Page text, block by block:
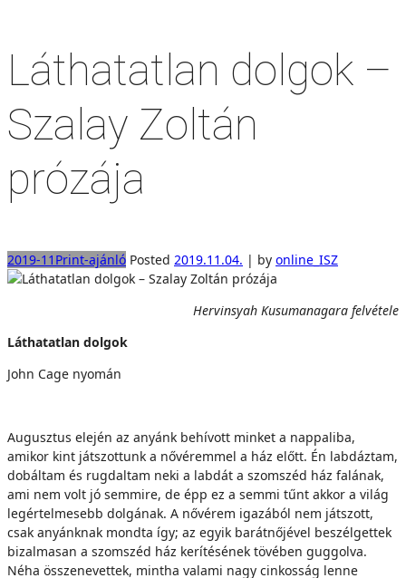
Láthatatlan dolgok –
Szalay Zoltán
prózája
2019-11 Print-ajánló Posted 2019.11.04. | by online_ISZ
Hervinsyah Kusumanagara felvétele
Láthatatlan dolgok
John Cage nyomán
Augusztus elején az anyánk behívott minket a nappaliba, amikor kint játszottunk a nővéremmel a ház előtt. Én labdáztam, dobáltam és rugdaltam neki a labdát a szomszéd ház falának, ami nem volt jó semmire, de épp ez a semmi tűnt akkor a világ legértelmesebb dolgának. A nővérem igazából nem játszott, csak anyánknak mondta így; az egyik barátnőjével beszélgettek bizalmasan a szomszéd ház kerítésének tövében guggolva. Néha összenevettek, mintha valami nagy cinkosság lenne kettejük között. Valamiért úgy gondoltam, kellemetlen dolgokról beszélgetnek, aminek persze köze van a fiúkhoz, a nyálhoz és az állati szagokhoz. Csak elvétve hallottam az irányukból egy-egy hangosabban kiejtett szót, egyszer a nővérem például azt mondta, ragacsos. Az anyánk sokat sírt azon a nyáron, az apánk pedig megtanult nevetni. Persze ez így túlzás, korábban is tudhatott nevetni, de arra már nem emlékszem. Egészen addig a nyárig úgy ismertem őt, mint akit állandóan beterítenek a gondok komor gomolyfelhői. Azon a nyáron viszont, amikor késő este hazaért munkából, mindig hangos hahotázást hallottunk a nappali felől. Reggel, amikor mi a nővéremmel még a szobánkban voltunk, és a reggeli rajzfilmeket bámultuk, a konyhából hallottuk ugyanezt a hangos nevetést. Az anyánk nem járt munkába azon a nyáron, azt mondta, majd ősszel, mert most pihenésre van szüksége. Kisírt szemekkel járkált egész nap a lakásban, port törölt, porszívózott, de semmit nem csinált öt percnél tovább. Főleg idegesen járkált, le-leült a konyhaasztalhoz, benézett a hűtőszekrénybe, lepakolt a spájz polcairól, majd visszapakolt rájuk. A nyár elején lefogyott néhány kilót, de többször megjegyezte, hogy nem ehet annyit, mert elhízik. Az ebédet félig nyersen rakta elénk, a nővérem csak turkált benne, de én mindent megettem, mert állandóan gyötört az éhség. Amikor az anyánk behívott azon az augusztus eleji délutánon, láttuk rajta, hogy megint sírt. Vörös szemmel mosolygott ránk, szinte fájdalmas volt a szája erős rózsaszínjét nézni. Másodpercekig nem szólalt meg, csak nézett minket a nővéremmel, ahogy ott ültünk a kanapén. A nővérem inkább a körmeit vizsgálta, amelyekről lepattogzóban volt a vörös körömlakk. Az anyánk azzal kezdte, hogy emlékszem-e, amikor kiskoromban azt mondogattam, ami igazán veszélyes, az láthatatlan. Nem emlékszem, válaszoltam, pedig rémlett, hogy ezzel szoktam védekezni, amikor felkapcsolt villanynál megmutatták, hogy nincsenek szörnyetegek a szoba sarkaiban. Egész jó érvnek tűnt, és az anyámra is hathatott, ha még emlékezett rá. Most azt mondta, igazam volt, tényleg a láthatatlan dolgok a legveszélyesebbek. Nem tudjuk, hogy itt vannak-e, csak akkor tudjuk meg, amikor már lecsaptak ránk, folytatta. És most lecsaptak, kérdezte a nővérem. Az anyánkat mintha megdöbbentette volna ez a kérdés. Azt válaszolta, nem tudja, de bármikor lecsaphatnak. Aztán hirtelen témát váltott, és azt kérdezte, emlékszünk-e még Rebeka nénire. A nővéremmel először hallgattunk, pedig alighanem neki is azonnal beugrott Rebeka néni, aki régebben gyakran megfordult nálunk, de aztán történt valami, és nem jött többé. Meghívott bennünket magához, mondta az anyánk, és ő úgy gondolja, ezt most hiba lenne nem kihasználni. Úgysem voltunk sehol a nyáron. Rebeka néni sokkal idősebb volt az anyánknál, vagy legalábbis sokkal idősebbnek nézett ki. Ráncos volt az arca, hosszú, szőke haja ritkás és töredezett. Tarka ruhákban járt, színes bizsukat aggatott magára, és vékony, puhaborítós könyveket olvasott. Nem regényeket, hanem lélekbúvár könyveket, mert Rebeka néninek egyetlen témája volt, a lélek. Rebeka néni P.-ben élt, és mi a nővéremmel szinte semmit nem tudtunk P.-ről azon kívül, hogy nagy, koszos, zajos és idegen. Rebeka néni egy tizenkét emeletes panel nyolcadik emeletén lakott egy kétszobás lakásban, ahol nagyon szűkösen fértünk el hárman. Amikor odahaza voltunk, én főleg az erkélyen ücsörögtem egy strandszéken, a fejem felett Rebeka néni szárítókötélen lógó hálóingeivel és alsóneműjével, a nővérem meg a nappaliban nézett mindenféle unalmas sorozatot meg videóklippet. Rebeka néni minden reggel eljárt otthonról, először piacra ment, majd egy helyre, amit ő titokzatosan csak az intézet néven emlegetett. Néhány napig békén hagyott bennünket, de aztán közölte, szeretné, ha vele tartanánk. Másnap aztán mégis nélkülünk hagyta el a lakást kora reggel, és csak este került meg. Már vagy százszor megszámoltam az ablakokat a környék összes panelházán, és beleolvasgattam Rebeka néninek a lakásban szétszórt könyveibe, amelyek mind a lélek egészségéről szóltak. Hét óra körül Rebeka néni kitalálta, hogy menjünk el gombázni az Ezüst-hegyre, mert kapott egy nagyon jó tippet, hogy ott most isteni gombák nőnek. Július végén tényleg elég sokat esett, nem lehetett teljesen légből kapott a tipp, és a nővéremmel felkaptuk a fejünket, mert szívesen kijutottunk volna a fülledt lakásból. A gombákról nem volt fogalma egyikünknek sem. Az Ezüst-hegy fái között megmaradt még valami a júliusi nedvességből, és a fák tövében tényleg ott voltak a gombák. Rebeka néninek sugárzott az arca, amikor megpillantotta őket, és először csak megsimította a kalapjukat, mint aki fél leszakítani őket. Most is egy színes, hosszú szoknyát vett fel, és libegő tarka blúzt, amiket hamar sikerült enyhén összesároznia. A nővérem az egyik fa tövénél ácsorgott, a kezében egy csokornyi aprócska, sárga gombával, és azt kérdezte, ezek jók lesznek-e. Teleszedtük a kosarat a legkülönfélébb gombákkal, a legkisebb akkora sem volt, mint a kisujjam, a legnagyobb kalapja majdnem akkora, mint az öklöm. Volt közöttük halványsárga, sötétzöld és hússzínű, meggypiros és kakibarna, volt, amelyik úgy illatozott, mint a szamóca, és amelyik kifejezetten szúrós szagot árasztott. Rebeka néni átszellemülten mosolygott, és vagy százszor elmondta, ez mind a földanya ajándéka. Másnap reggel együtt mentünk a piacra, zöldségeket vásároltunk, és Rebeka néni minden árussal beszélgetni próbált, de gyorsan leszerelték. Egyetlen virágárus volt, aki hosszabban beszélgetett vele, és a végén kicseréltek néhány prospektust, mert Rebeka néni mindig tartott a retiküljében néhány színes prospektust. Aztán villamosra ültünk, és elindultunk az intézetbe, mert Rebeka néni azt mondta, az előadást ma sem lehet kihagyni, Elefant professzor vár minket. Elefant professzor irodája egy lepusztult épületben volt, a homlokzatán virító évszám szerint 1923-ban épült, valahol a belváros szélén lehettünk, hangosan zörögtek körülöttünk a villamosok, és tolult befelé a kinti dögmeleg a nyitott ablakokon át. Rebeka néni idegesen sietett fel a lépcsőkön, Elefant professzor irodájának ajtaja nyitva várt bennünket. A professzor félig elfordulva ült az íróasztala mögött, előtte vaskos könyvek tornyosultak, alig látszott ki mögülük. Gondterheltnek tűnt, és időnként el-eltorzult az arca, mint akinek épp fájdalmas görcsbe rándul a gyomra. Az iroda egyébként nagyon tágas volt, a falak mentén dugig tömött könyvespolcok, dohos szag, a könyvespolcok mellett is könyvkupacok, és közöttük néhány régi, kiszolgált szék. A székeknek a felét már elfoglalták, két szakállas, lehajtott fejű, kortalan arcú férfi, akik végig mozdulatlanul ültek ott keresztbefont lábakkal és kezekkel, és néhány kipirosodott arcú negyvenes-ötvenes nő, akik komoly arccal biccentettek Rebeka néni felé, amikor helyet foglaltunk. Elefant professzor egész végig alig beszélt, csak egy-két mondatot mondott, a melegről, meg hogy ő ezt már nem bírja. Rebeka néni a lába mellé tette a cekkerét a zöldségekkel, és az irodában szétterjedt a zöldségek illata. Legalább egy órán át ültünk ott, és már nagyon unatkoztam, amikor az ücsörgő emberek mozgolódni kezdtek, a nők odabiccentettek Rebeka néninek, a férfiak csak Elefant professzor felé néztek, és mind elhagytuk az irodát. A villamoson még láttam az egyik szakállas férfit, de amikor észrevette, hogy nézem, hátrament a másik ajtóhoz. Felismerhetetlen volt az étel, amit Rebeka néni a gombákból és a zöldségekből készített, és mintha tészta is lett volna benne, pedig tésztát nem vettünk a piacon. Nem volt semmilyen íze, bár a nővérem azt mondta, szerinte olyan, mint a bolognai spagetti. Éjszaka furcsa hangokra ébredtem, nyögésekre és hörgésekre. A nővérem, aki velem együtt a nappaliban aludt, fetrengett az ágyában, majd kibotorkált a vécére, és hosszan hányt. Hajnalra én is belázasodtam, és kiadtam magamból mindent. Illetve mindig azt hittem, hogy már ez volt minden, amikor érkezett egy újabb, minden addiginál nagyobb roham. Rebeka néninek nem lett baja. Közel volt a kórház, a lakótelep közepén, reggel bevitt minket, miközben mi már alig voltunk magunknál. Csak délutánra sikerült teljes egészében visszanyernem az eszméletemet, és az egyik nővér közölte, hogy kimosták a gyomromat, és nem lesz semmi baj. Megkérdeztem, mi van a nővéremmel, és elszörnyedve hallottam, mennyire erőtlen a hangom. A nővér azt válaszolta, most pihenjek, lesz még idő beszélgetni. Másnap reggel hazaengedtek, de a nővéremet még napokig bent tartották. Rebeka néni megvetett ággyal várt otthon, teát főzött, és banánt rakott az éjjeli szekrényre. Csak tiszta vizet kértem, napokig nem bírtam enni semmit. Mintha egy seregnyi kétéltű költözött volna a gyomromba. Gyakran eszembe jutott azokban a napokban Elefant professzor előadása, és mindig úgy gondoltam rá, hogy ez volt a legfontosabb előadás, amit életemben hallottam. Talán csak a láz miatt gondoltam így, mert még napokig nem ment lejjebb a lázam. A nővérem holtfehér volt és csontsovány, amikor kiengedték, de már nem volt láza, és enni is bírt. Rebeka nénivel keveset beszéltünk, pedig ő sokat szabadkozott a gombák miatt, és egy Valika nevű ismerősét emlegette, aki a gombákról beszélt neki. A nővéremmel ilyenkor csak egymásra néztünk, mint akik pontosan tudják, hogy semmiféle Valika nem létezik. Már augusztus vége volt, amikor hazautaztunk. Rebeka néni nem kísért ki minket a buszhoz, mert sürgős dolga akadt, csak egy-egy nyálas puszit nyomott az arcunkra, és azt mondta, látogassuk meg máskor is. Tu